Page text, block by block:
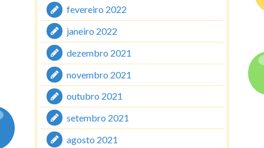
fevereiro 2022
janeiro 2022
dezembro 2021
novembro 2021
outubro 2021
setembro 2021
agosto 2021